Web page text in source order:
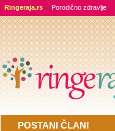
Ringeraja.rs Porodično zdravlje
POSTANI ČLAN!